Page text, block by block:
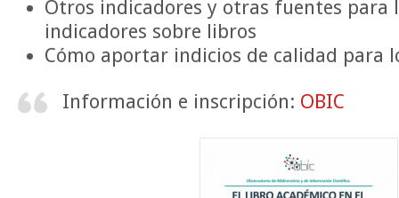
Otros indicadores y otras fuentes para
indicadores sobre libros
Cómo aportar indicios de calidad para
Información e inscripción: OBIC